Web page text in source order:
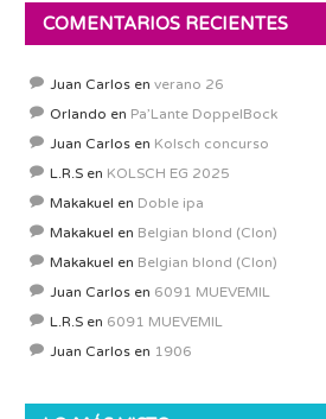
COMENTARIOS RECIENTES
Juan Carlos en verano 26
Orlando en Pa’Lante DoppelBock
Juan Carlos en Kolsch concurso
L.R.S en KOLSCH EG 2025
Makakuel en Doble ipa
Makakuel en Belgian blond (Clon)
Makakuel en Belgian blond (Clon)
Juan Carlos en 6091 MUEVEMIL
L.R.S en 6091 MUEVEMIL
Juan Carlos en 1906